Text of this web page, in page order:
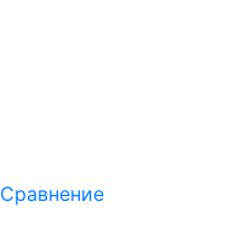
Сравнение